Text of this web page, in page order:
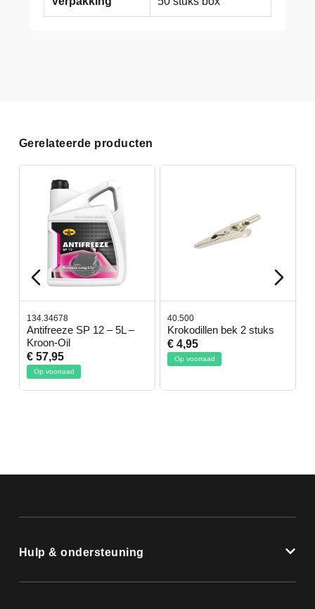
Gerelateerde producten
134.34678
Antifreeze SP 12 – 5L –
Kroon-Oil
€ 57,95
Op voorraad
40.500
Krokodillen bek 2 stuks
€ 4,95
Op voorraad
Hulp & ondersteuning